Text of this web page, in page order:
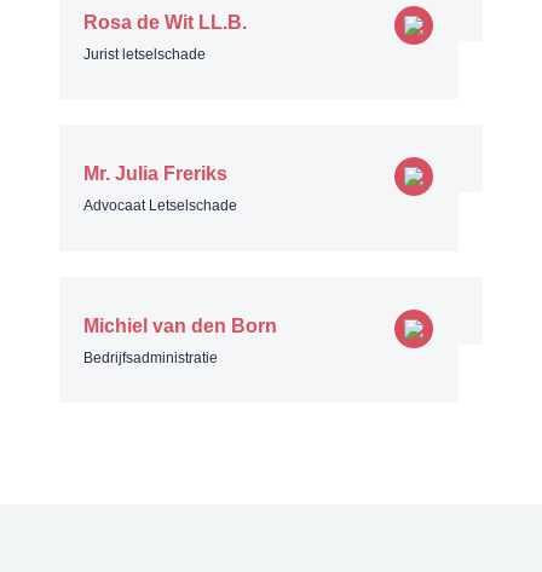
Rosa de Wit LL.B.
Jurist letselschade
Mr. Julia Freriks
Advocaat Letselschade
Michiel van den Born
Bedrijfsadministratie